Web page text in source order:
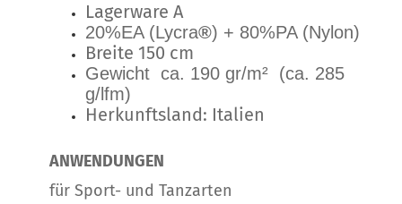
Lagerware A
20%EA (Lycra®) + 80%PA (Nylon)
Breite 150 cm
Gewicht ca. 190 gr/m² (ca. 285
g/lfm)
Herkunftsland: Italien
ANWENDUNGEN
für Sport- und Tanzarten